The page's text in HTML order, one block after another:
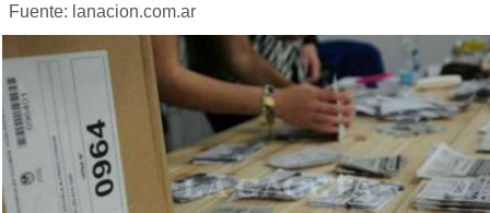
Fuente: lanacion.com.ar